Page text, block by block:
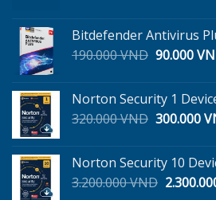
299.000
Bitdefender Antivirus
190.000VND Giá
190.000
90.000
Norton Security 1
320.000VND Giá
320.000
300.000
Norton Security 10
3.200.000VND Giá